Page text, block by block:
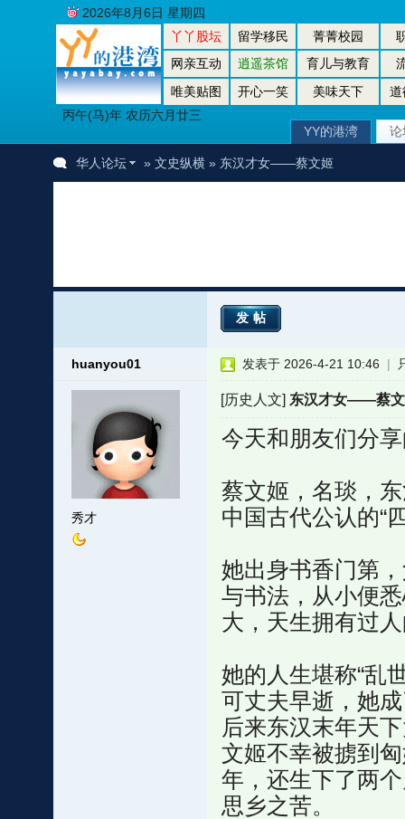
丫丫股坛 留学移民 菁菁校园
网亲互动
逍遥茶馆 育儿与教育
唯美贴图
开心一笑 美味天下
道
丙午(马)年 农历六月廿三
2026年8月6日 星期四
YY的港湾 论
华人论坛 » 文史纵横» 东汉才女——蔡文姬
发帖
huanyou01
秀才
发表于 2026-4-21 10:46 |
[历史人文]东汉才女——蔡
今天和朋友们分
蔡文姬，名琰，
中国古代公认的“
她出身书香门第
与书法，从小便
大，天生拥有过
她的人生堪称“乱
可丈夫早逝，她
后来东汉末年天
文姬不幸被掳到
年，还生下了两
思乡之苦。